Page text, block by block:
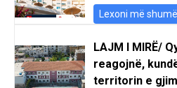
Lexoni më shumë
LAJM I MIRË/
reagojnë,
territorin e